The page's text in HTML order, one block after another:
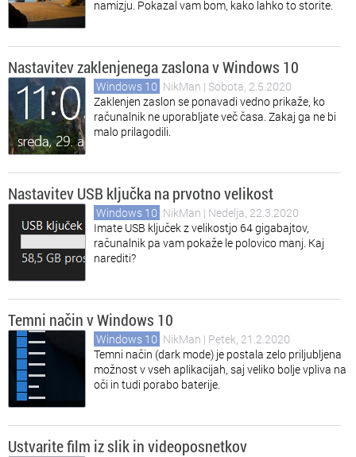
namizju. Pokazal vam bom, kako lahko to storite.
Nastavitev zaklenjenega zaslona v Windows 10
Windows 10 NikMan | Sobota, 2.5.2020
Zaklenjen zaslon se ponavadi vedno prikaže, ko
računalnik ne uporabljate več časa. Zakaj ga ne bi
malo prilagodili.
Nastavitev USB ključka na prvotno velikost
Windows 10 NikMan | Nedelja, 22.3.2020
Imate USB ključek z velikostjo 64 gigabajtov,
računalnik pa vam pokaže le polovico manj. Kaj
narediti?
Temni način v Windows 10
Windows 10 NikMan | Petek, 21.2.2020
Temni način (dark mode) je postala zelo priljubljena
možnost v vseh aplikacijah, saj veliko bolje vpliva na
oči in tudi porabo baterije.
Ustvarite film iz slik in videoposnetkov